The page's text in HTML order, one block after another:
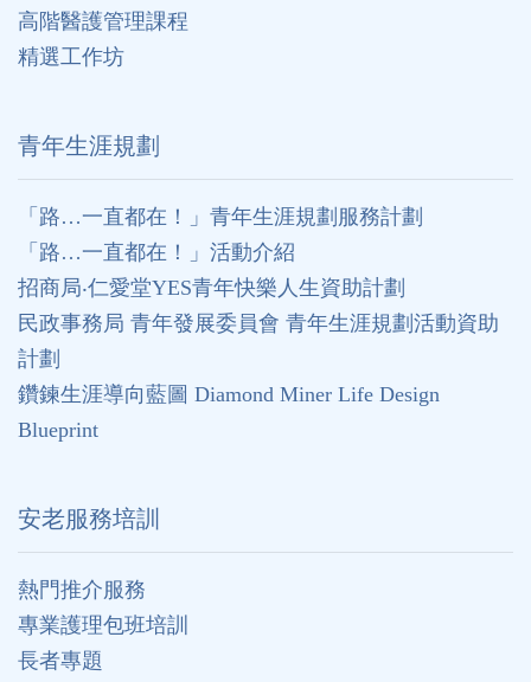
高階醫護管理課程
精選工作坊
⻘年生涯規劃
「路…一直都在！」青年生涯規劃服務計劃
「路…一直都在！」活動介紹
招商局‧仁愛堂YES青年快樂人生資助計劃
民政事務局 青年發展委員會 青年生涯規劃活動資助
計劃
鑽鍊生涯導向藍圖 Diamond Miner Life Design
Blueprint
安老服務培訓
熱門推介服務
專業護理包班培訓
長者專題